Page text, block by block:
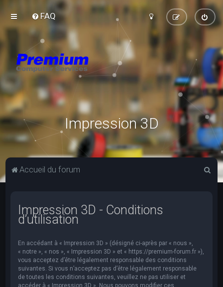
FAQ
Impression 3D
Accueil du forum
Impression 3D - Conditions
d’utilisation
En accédant à « Impression 3D » (désigné ci-après par « nous »,
« notre », « nos », « Impression 3D » et « https://premium-forum.fr »),
vous acceptez d’être légalement responsable des conditions
suivantes. Si vous n’acceptez pas d’être légalement responsable
de toutes les conditions suivantes, veuillez ne pas utiliser et
accéder à « Impression 3D ». Nous pouvons modifier ces